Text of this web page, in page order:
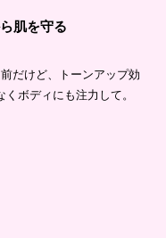
肌を守る
だけど、トーンアップ効
ボディにも注力して。